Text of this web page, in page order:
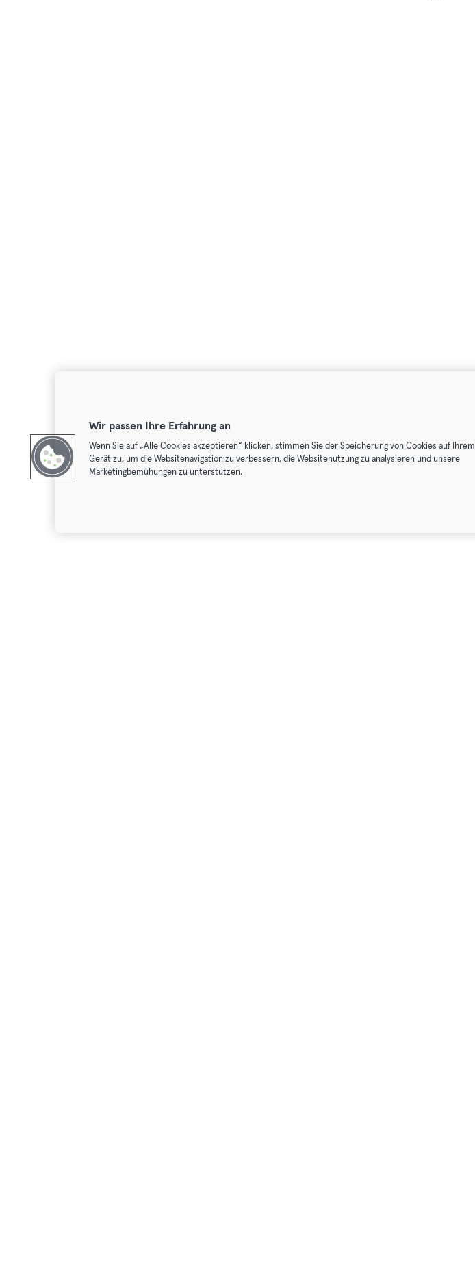
Wir passen Ihre Erfahrung an
Wenn Sie auf „Alle Cookies akzeptieren“ klicken, stimmen Sie der Speicherung von Cookies auf Ihrem
Gerät zu, um die Websitenavigation zu verbessern, die Websitenutzung zu analysieren und unsere
Marketingbemühungen zu unterstützen.